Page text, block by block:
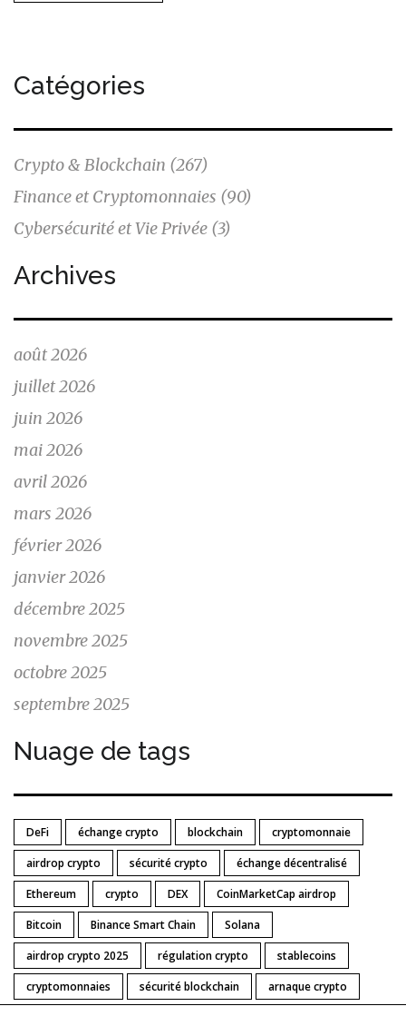
Catégories
Crypto & Blockchain (267)
Finance et Cryptomonnaies (90)
Cybersécurité et Vie Privée (3)
Archives
août 2026
juillet 2026
juin 2026
mai 2026
avril 2026
mars 2026
février 2026
janvier 2026
décembre 2025
novembre 2025
octobre 2025
septembre 2025
Nuage de tags
DeFi échange crypto blockchain
cryptomonnaie
airdrop crypto
sécurité crypto
échange décentralisé
Ethereum
crypto DEX
CoinMarketCap airdrop
Bitcoin
Binance Smart Chain
Solana
airdrop crypto 2025
régulation crypto
stablecoins
cryptomonnaies
sécurité blockchain arnaque crypto